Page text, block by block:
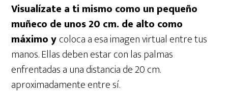
Visualízate a ti mismo como un pequeño
muñeco de unos 20 cm. de alto como
máximo ycoloca a esa imagen virtual entre tus
manos. Ellas deben estar con las palmas
enfrentadas a una distancia de 20 cm.
aproximadamente entre sí.